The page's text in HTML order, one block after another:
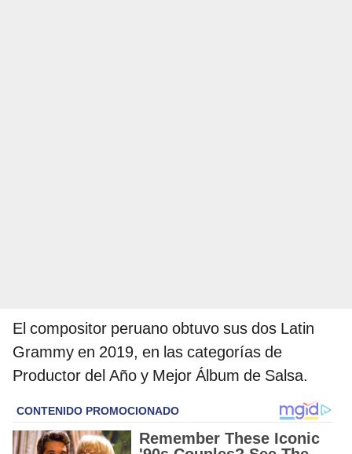
El compositor peruano obtuvo sus dos Latin
Grammy en 2019, en las categorías de
Productor del Año y Mejor Álbum de Salsa.